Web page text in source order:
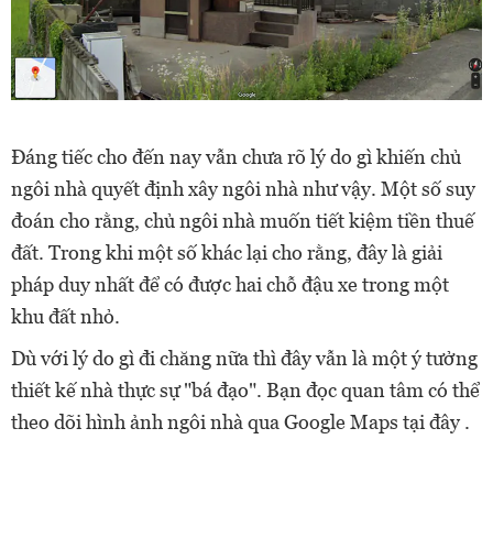
Đáng tiếc cho đến nay vẫn chưa rõ lý do gì khiến chủ
ngôi nhà quyết định xây ngôi nhà như vậy. Một số suy
đoán cho rằng, chủ ngôi nhà muốn tiết kiệm tiền thuế
đất. Trong khi một số khác lại cho rằng, đây là giải
pháp duy nhất để có được hai chỗ đậu xe trong một
khu đất nhỏ.
Dù với lý do gì đi chăng nữa thì đây vẫn là một ý tưởng
thiết kế nhà thực sự "bá đạo". Bạn đọc quan tâm có thể
theo dõi hình ảnh ngôi nhà qua Google Maps tại đây .